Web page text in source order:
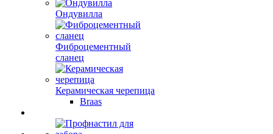
Ондувилла
Фиброцементный
сланец
Керамическая черепица
Braas